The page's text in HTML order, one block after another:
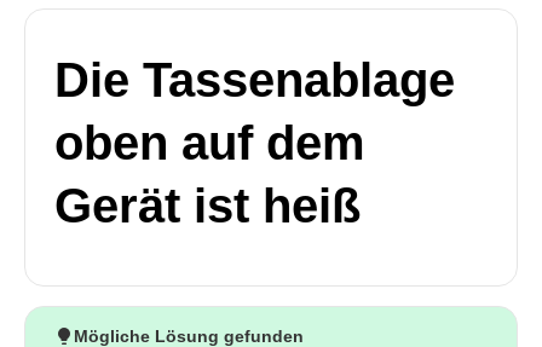
Die Tassenablage
oben auf dem
Gerät ist heiß
Mögliche Lösung gefunden